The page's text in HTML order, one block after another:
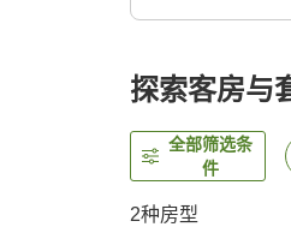
探索客房与
全部筛选条
件
2种房型